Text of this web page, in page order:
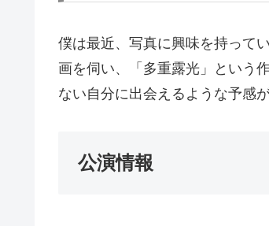
僕は最近、写真に興味を持って
画を伺い、「多重露光」という
ない自分に出会えるような予感
公演情報